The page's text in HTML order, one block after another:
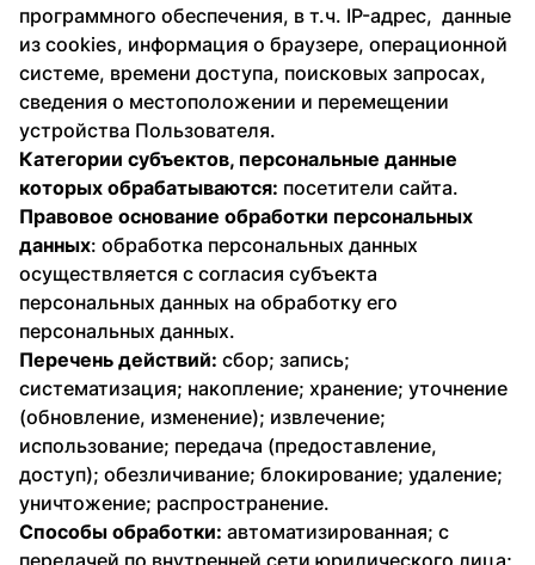
программного обеспечения, в т.ч. IP-адрес, данные
из cookies, информация о браузере, операционной
системе, времени доступа, поисковых запросах,
сведения о местоположении и перемещении
устройства Пользователя.
Категории субъектов, персональные данные
которых обрабатываются: посетители сайта.
Правовое основание обработки персональных
данных: обработка персональных данных
осуществляется с согласия субъекта
персональных данных на обработку его
персональных данных.
Перечень действий: сбор; запись;
систематизация; накопление; хранение; уточнение
(обновление, изменение); извлечение;
использование; передача (предоставление,
доступ); обезличивание; блокирование; удаление;
уничтожение; распространение.
Способы обработки: автоматизированная; с
передачей по внутренней сети юридического лица;